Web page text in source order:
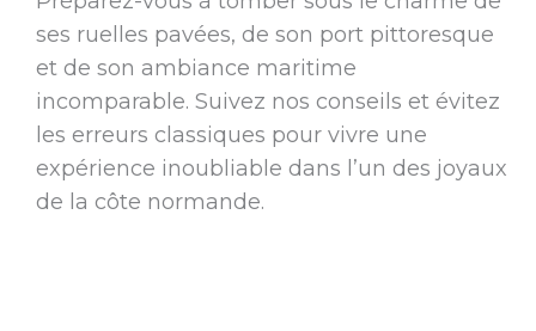
ses ruelles pavées, de son port pittoresque
et de son ambiance maritime
incomparable. Suivez nos conseils et évitez
les erreurs classiques pour vivre une
expérience inoubliable dans l’un des joyaux
de la côte normande.